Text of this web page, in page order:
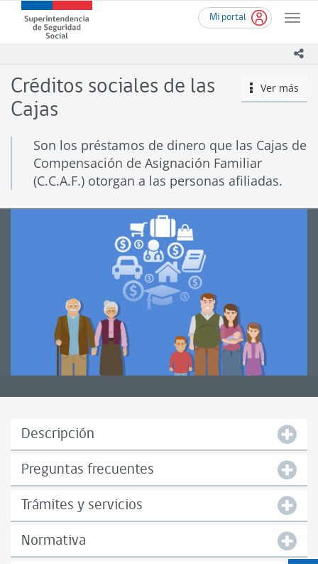
contenido
Mi portal
Toggle
Superintendencia
de
(SUSESO)
-
Gobierno
de
icono
Ver más
Créditos sociales de las
Cajas
Son los préstamos de dinero que las Cajas de
Compensación de Asignación Familiar
(C.C.A.F.) otorgan a las personas afiliadas.
Descripción
Preguntas frecuentes
Trámites y servicios
Normativa